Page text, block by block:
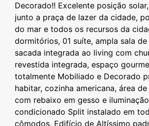
Decorado!! Excelente posição
junto a praça de lazer da cidade,
do mar e todos os recursos da
dormitórios, 01 suíte, ampla sala
sacada integrada ao living com
revestida integrada, espaço
totalmente Mobiliado e Decorado
habitar, cozinha americana, área
com rebaixo em gesso e
condicionado Split instalado em
cômodos. Edifício de Altíssimo